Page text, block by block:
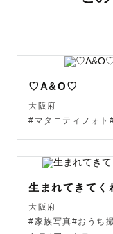
🙋🏻‍♀️ひなつってど
大阪生まれ大阪育
ご飯を食べる、生粋
楽しいことや面白
していたいタイプで
そしてプライベー
♡A&O♡
大阪府
#マタニティフォト
生まれてきて
大阪府
#家族写真#おうち